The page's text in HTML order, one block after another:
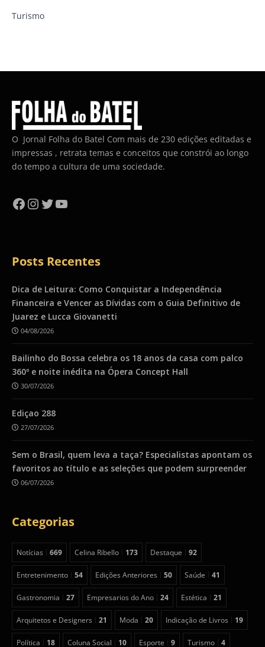
Turismo
O Jornal Folha do Batel Com mais de 230 edições editadas e
impressas , retrata temas e conceitos que constrói ao longo
do tempo a cultura de uma sociedade.
Facebook
Instagram
Twitter
YouTube
Posts Recentes
Dica de Leitura: Como Conquistar a Independência
Financeira e Vencer as Dívidas com o Guia Definitivo de
Juarez e Lucca Giovanetti
04/08/2026
Bailinho do Bossa celebra os 18 anos da casa com palco
360º e noite inédita na Ópera Concept Hall
30/07/2026
Ediçao 288
27/07/2026
Sem o Brasil, quem leva a taça? Especialistas apontam os
favoritos ao título e as seleções que podem surpreender
06/07/2026
Categorias
Notícias 669 Celina Ribello 173 Destaque 92
Entretenimento 54 Edições Anteriores 50 Saúde 41
Gastronomia 27 Empresarios do Ano 24 Estética 21
Arquitetos e Designers 21 Moda 20 Indicação de Livros 19
Política 18 Coluna Social 10 Esporte 9 Turismo 4